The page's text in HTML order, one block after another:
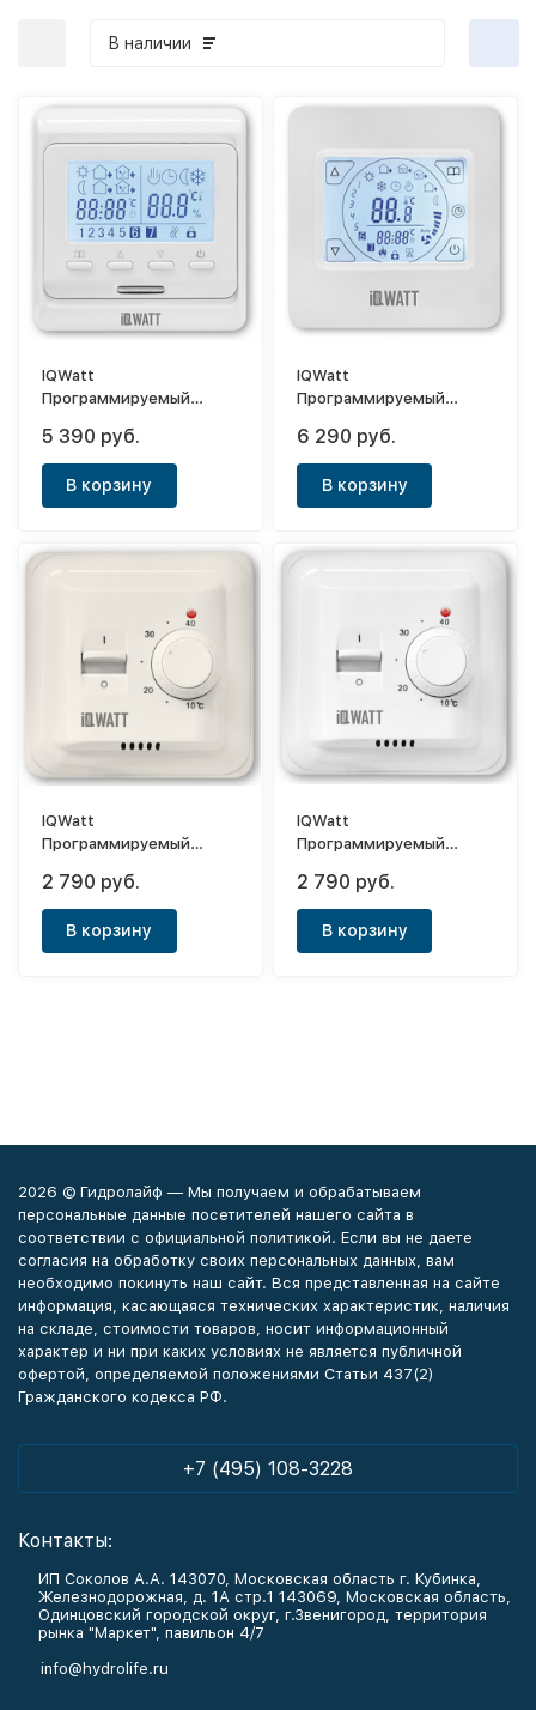
В наличии
IQWatt
Программируемый
Thermostat P (белый)
5 390 руб.
В корзину
IQWatt
Программируемый
Thermostat TS (белый)
6 290 руб.
В корзину
IQWatt
Программируемый
Thermostat M (слоновая
кость)
2 790 руб.
В корзину
IQWatt
Программируемый
Thermostat M (белый)
2 790 руб.
В корзину
2026 © Гидролайф — Мы получаем и обрабатываем
персональные данные посетителей нашего сайта в
соответствии с официальной политикой. Если вы не даете
согласия на обработку своих персональных данных, вам
необходимо покинуть наш сайт. Вся представленная на сайте
информация, касающаяся технических характеристик, наличия
на складе, стоимости товаров, носит информационный
характер и ни при каких условиях не является публичной
офертой, определяемой положениями Статьи 437(2)
Гражданского кодекса РФ.
+7 (495) 108-3228
Контакты:
ИП Соколов А.А. 143070, Московская область г. Кубинка,
Железнодорожная, д. 1А стр.1 143069, Московская область,
Одинцовский городской округ, г.Звенигород, территория
рынка "Маркет", павильон 4/7
info@hydrolife.ru